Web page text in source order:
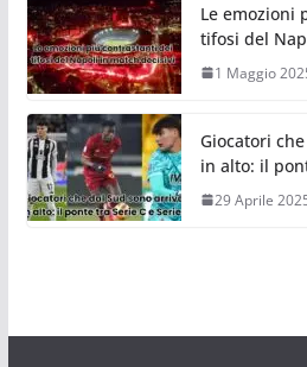
Le emozioni
tifosi del
1 Maggio
Giocatori
in alto: il
29 Aprile